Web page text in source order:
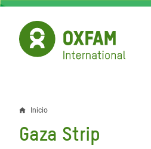
Pasar
contenido
principal
Sobrescribir
enlaces
Inicio
Gaza Strip